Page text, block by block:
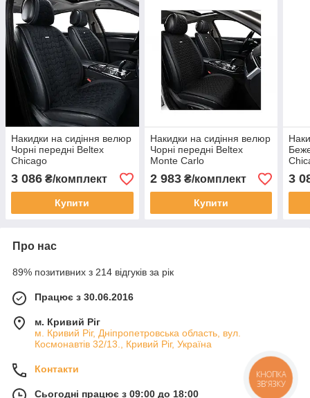
Накидки на сидіння велюр
Чорні передні Beltex
Chicago
3 086 ₴/комплект
Купити
Накидки на сидіння велюр
Чорні передні Beltex
Monte Carlo
2 983₴/комплект
Купити
3
Про нас
89% позитивних з 214 відгуків за рік
Працює з 30.06.2016
м. Кривий Ріг
м. Кривий Ріг, Дніпропетровська область, вул.
Космонавтів 32/13., Кривий Ріг, Україна
Контакти
Сьогодні працює з 09:00 до 18:00
КНОПКА
ЗВ'ЯЗКУ